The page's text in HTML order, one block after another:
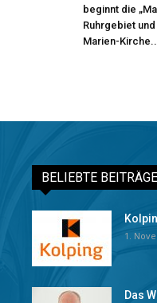
beginnt die
Ruhrgebiet
Marien-
BELIEBTE BEITRÄGE
1.
Das